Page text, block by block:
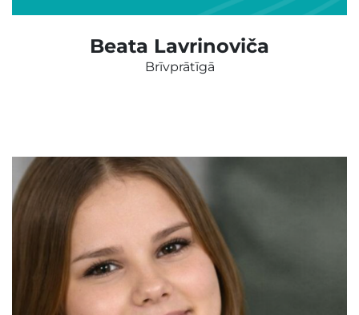
Beata Lavrinoviča
Brīvprātīgā